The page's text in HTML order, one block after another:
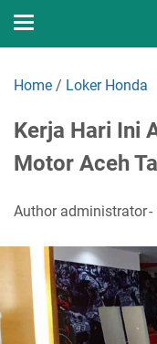
Home / Loker Honda
Kerja Hari Ini
Motor Aceh
Author administrator